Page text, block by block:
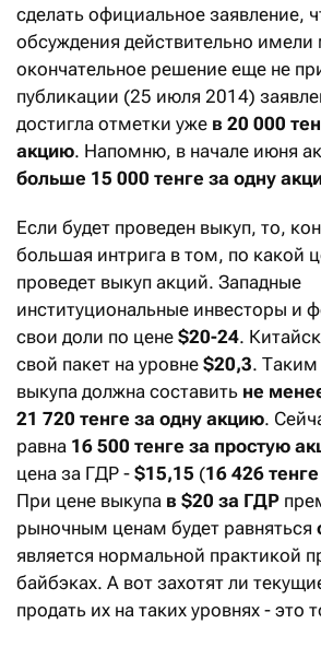
сделать официальное заявление,
обсуждения действительно имели
окончательное решение еще не
публикации (25 июля 2014)
достигла отметки уже в 20 000
акцию. Напомню, в начале июня
больше 15 000 тенге за одну
Если будет проведен выкуп, то,
большая интрига в том, по какой
проведет выкуп акций. Западные
институциональные инвесторы и
свои доли по цене $20-24.
свой пакет на уровне $20,3.
выкупа должна составить не
21 720 тенге за одну акцию.
равна 16 500 тенге за простую
цена за ГДР - $15,15 (16 426
При цене выкупа в $20 за ГДР
рыночным ценам будет равняться
является нормальной практикой
байбэках. А вот захотят ли
продать их на таких уровнях - это